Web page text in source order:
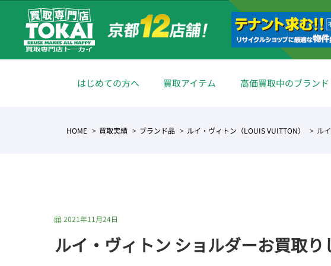
はじめての方へ 買取アイテム 高価買取中のブランド
HOME 買取実績 ブランド品 ルイ・ヴィトン（LOUIS VUITTON） ル
2021年11月24日
ルイ・ヴィトン ショルダーお買取り